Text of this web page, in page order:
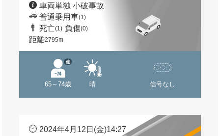
車両単独 小破事故
普通乗用車(1)
死亡(1) 負傷(0)
距離2795m
65～74歳
他
晴 信号なし
2024年4月12日(金)14:27